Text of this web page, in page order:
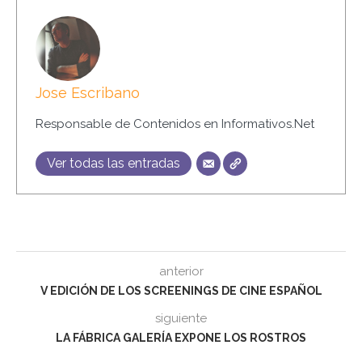
Jose Escribano
Responsable de Contenidos en Informativos.Net
Ver todas las entradas
anterior
V EDICIÓN DE LOS SCREENINGS DE CINE ESPAÑOL
siguiente
LA FÁBRICA GALERÍA EXPONE LOS ROSTROS